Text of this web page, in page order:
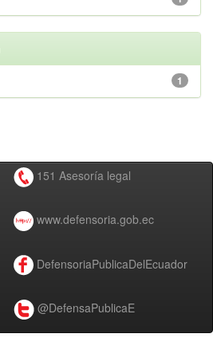
1
151 Asesoría legal
www.defensoria.gob.ec
DefensoriaPublicaDelEcuador
@DefensaPublicaE